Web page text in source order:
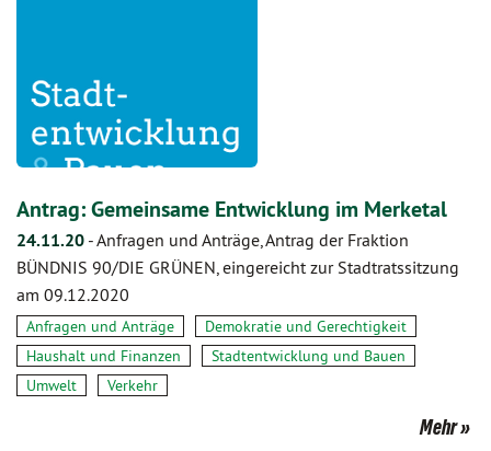
Antrag: Gemeinsame Entwicklung im Merketal
24.11.20 -Anfragen und Anträge, Antrag der Fraktion
BÜNDNIS 90/DIE GRÜNEN, eingereicht zur Stadtratssitzung
am 09.12.2020
Anfragen und Anträge
Demokratie und Gerechtigkeit
Haushalt und Finanzen
Stadtentwicklung und Bauen
Umwelt
Verkehr
Mehr